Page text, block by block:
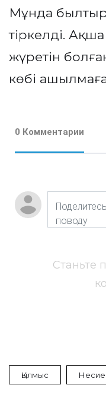
Мұнда былтыр
тіркелді.
жүретін болған
көбі
0 Комментарии
Станьте
Қылмыс Несие